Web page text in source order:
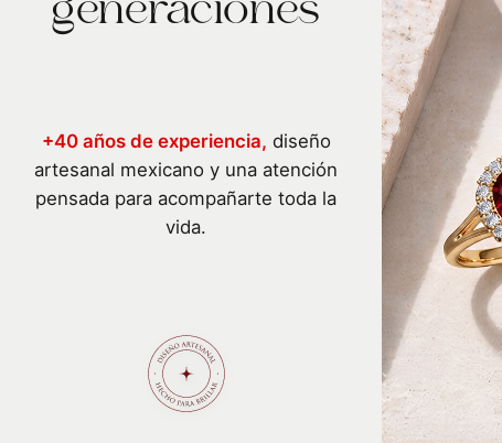
generaciones
+40 años de experiencia, diseño
artesanal mexicano y una atención
pensada para acompañarte toda la
vida.